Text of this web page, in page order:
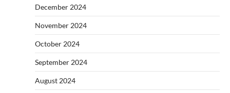
December 2024
November 2024
October 2024
September 2024
August 2024